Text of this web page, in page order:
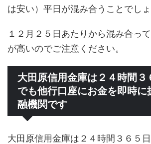
は安い）平日が混み合うことでしょ
１２月２５日あたりから混み合っ
が高いのでご注意ください。
大田原信用金庫は２４時間３
でも他行口座にお金を即時に
融機関です
大田原信用金庫は２４時間３６５